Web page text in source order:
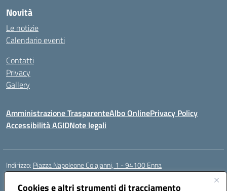
Cookies e altri strumenti di tracciamento
Novità
Le notizie
Calendario eventi
Contatti
Privacy
Gallery
Amministrazione TrasparenteAlbo OnlinePrivacy Policy
Accessibilità AGIDNote legali
Indirizzo: Piazza Napoleone Colajanni, 1 - 94100 Enna
Centralino:
Posta elettronica certificata (PEC):enic81500a@pec.istruzione.it